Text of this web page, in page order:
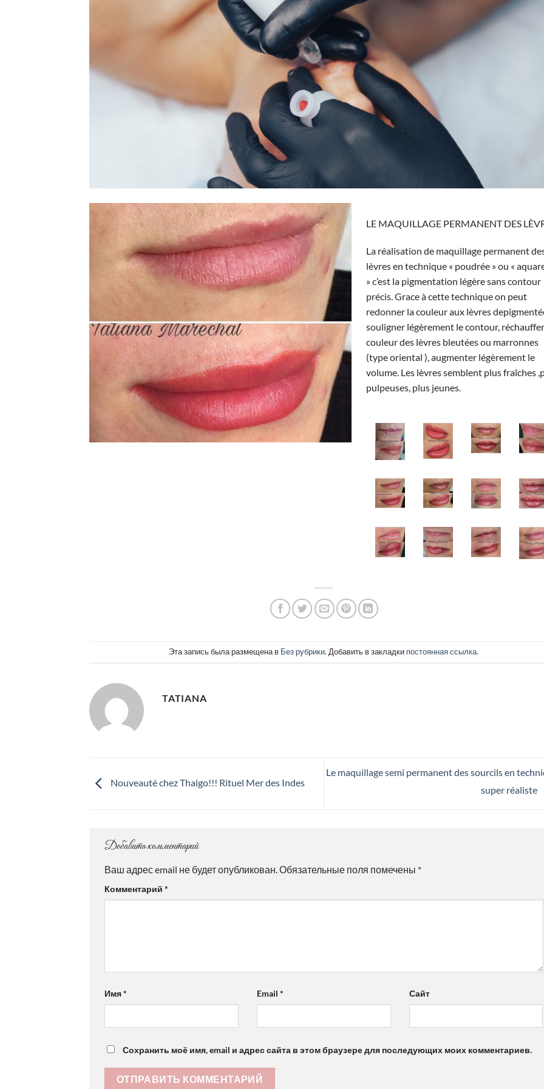
LE MAQUILLAGE PERMANENT DES
La réalisation de maquillage permanent
lèvres en technique « poudrée » ou «
» c’est la pigmentation légère sans contour
précis. Grace à cette technique on peut
redonner la couleur aux lèvres
souligner légèrement le contour,
couleur des lèvres bleutées ou marronnes
(type oriental ), augmenter légèrement le
volume. Les lèvres semblent plus fraîches
pulpeuses, plus jeunes.
Эта запись была размещена в Без рубрики. Добавить в закладки постоянная ссылка.
TATIANA
Nouveauté chez Thalgo!!! Rituel Mer des Indes
Le maquillage semi permanent des sourcils en
super réaliste
Добавить комментарий
Ваш адрес email не будет опубликован.Обязательные поля помечены *
Комментарий *
Имя* Email * Сайт
Сохранить моё имя, email и адрес сайта в этом браузере для последующих моих комментариев.